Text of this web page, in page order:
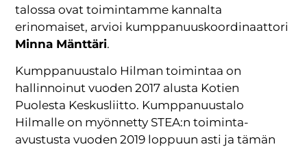
talossa ovat toimintamme kannalta
erinomaiset, arvioi kumppanuuskoordinaattori
Minna Mänttäri.
Kumppanuustalo Hilman toimintaa on
hallinnoinut vuoden 2017 alusta Kotien
Puolesta Keskusliitto. Kumppanuustalo
Hilmalle on myönnetty STEA:n toiminta-
avustusta vuoden 2019 loppuun asti ja tämän